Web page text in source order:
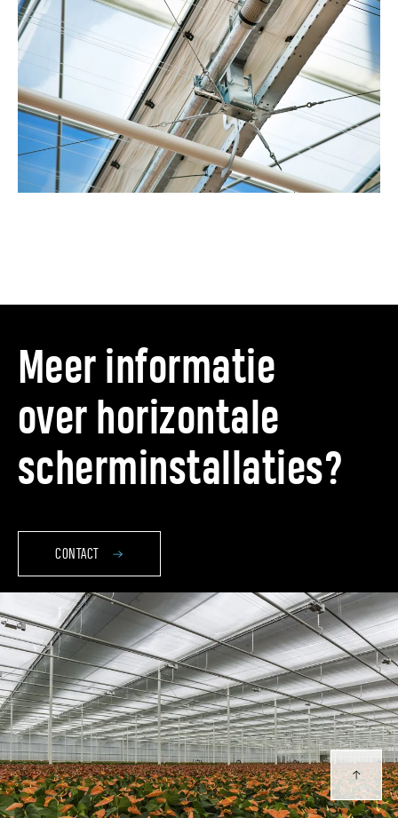
Meer informatie
over horizontale
scherminstallaties?
CONTACT